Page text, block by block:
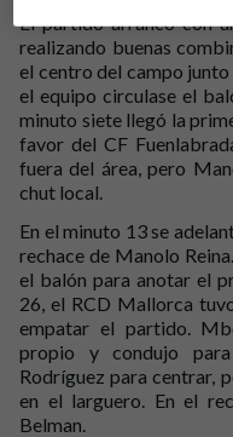
El partido arrancó con
realizando buenas
el centro del campo
el equipo circulase el
minuto siete llegó la
favor del CF
fuera del área, pero
chut local.
En el minuto 13 se
rechace de Manolo
el balón para anotar el
26, el RCD Mallorca
empatar el partido.
propio y condujo
Rodríguez para centrar,
en el larguero. En el
Belman.